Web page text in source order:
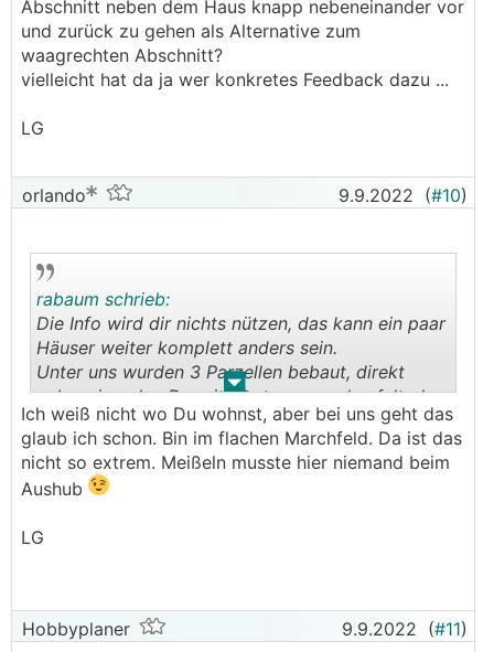
Abschnitt neben dem Haus knapp nebeneinander vor
und zurück zu gehen als Alternative zum
waagrechten Abschnitt?
vielleicht hat da ja wer konkretes Feedback dazu ...
LG
orlando 9.9.2022 (#10)
. .
rabaum schrieb:
Die Info wird dir nichts nützen, das kann ein paar
Häuser weiter komplett anders sein.
Unter uns wurden 3 Parzellen bebaut, direkt
nebeneinander. Der eine hat nur geschaufelt, der
mittlere hat gefühlt eine Woche durch gemeißelt
mit dem 25-Tonner und der nächste musste auch
meißeln, aber weit nicht so viel.
Ich weiß nicht wo Du wohnst, aber bei uns geht das
glaub ich schon. Bin im flachen Marchfeld. Da ist das
nicht so extrem. Meißeln musste hier niemand beim
Aushub
LG
Hobbyplaner 9.9.2022 (#11)